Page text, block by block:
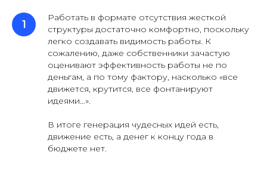
Работать в формате отсутствия жесткой
структуры достаточно комфортно, поскольку
легко создавать видимость работы. К
сожалению, даже собственники зачастую
оценивают эффективность работы не по
деньгам, а по тому фактору, насколько «все
движется, крутится, все фонтанируют
идеями…».
В итоге генерация чудесных идей есть,
движение есть, а денег к концу года в
бюджете нет.